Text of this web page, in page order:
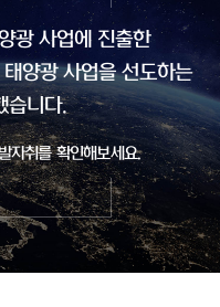
광 사업에 진출한
양광 사업을 선도하는
습니다.
자취를 확인해보세요.